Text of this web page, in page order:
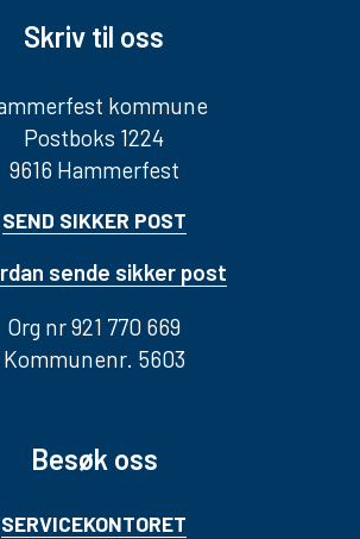
Skriv til oss
kommune
Postboks 1224
9616 Hammerfest
SEND SIKKER POST
sende sikker post
Org nr 921 770 669
Kommunenr. 5603
Besøk oss
SERVICEKONTORET